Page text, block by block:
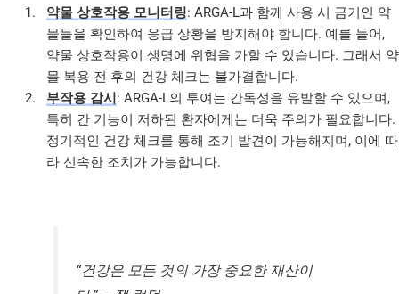
약물 상호작용 모니터링: ARGA-L과 함께 사용 시 금기인 약
물들을 확인하여 응급 상황을 방지해야 합니다. 예를 들어,
약물 상호작용이 생명에 위협을 가할 수 있습니다. 그래서 약
물 복용 전 후의 건강 체크는 불가결합니다.
부작용 감시: ARGA-L의 투여는 간독성을 유발할 수 있으며,
특히 간 기능이 저하된 환자에게는 더욱 주의가 필요합니다.
정기적인 건강 체크를 통해 조기 발견이 가능해지며, 이에 따
라 신속한 조치가 가능합니다.
“건강은 모든 것의 가장 중요한 재산이